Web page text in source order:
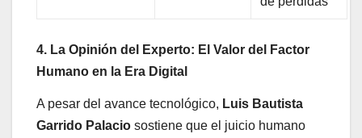
4. La Opinión del Experto: El Valor del Factor
Humano en la Era Digital
A pesar del avance tecnológico, Luis Bautista
Garrido Palacio sostiene que el juicio humano